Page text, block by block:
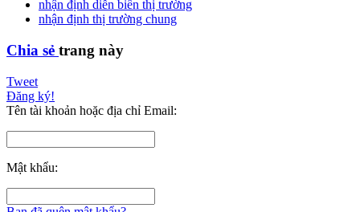
nhận định diễn biến thị trường
nhận định thị trường chung
Chia sẻ trang này
Tweet
Đăng ký!
Tên tài khoản hoặc địa chỉ Email:
Mật khẩu: